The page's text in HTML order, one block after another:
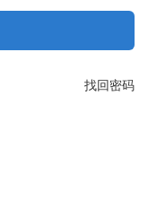
找回密码